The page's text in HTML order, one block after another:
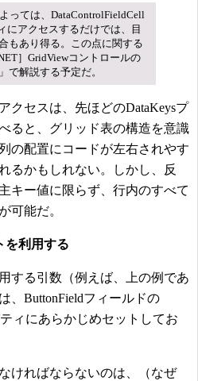
っては、DataControlFieldCell
にアクセスするだけでは、目
もあり得る。この点に関する
］GridViewコントロールの
で解説する予定だ。
クセスは、先ほどのDataKeysプ
ると、グリッド表の構造を意識
の配置にコードが左右されやす
るかもしれない。しかし、反
キー値に限らず、行内のすべて
可能だ。
を利用する
する引数（例えば、上の例であ
、ButtonFieldフィールドの
ィにあらかじめセットしてお
ければならないのは、（なぜ